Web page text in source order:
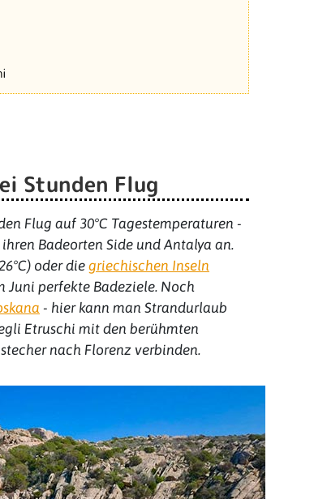
Stunden Flug
Flug auf 30°C Tagestemperaturen -
Badeorten Side und Antalya an.
oder diegriechischen Inseln
Juni perfekte Badeziele. Noch
- hier kann man Strandurlaub
Etruschi mit den berühmten
nach Florenz verbinden.